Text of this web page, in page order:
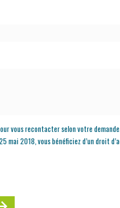
vous recontacter selon votre
mai 2018, vous bénéficiez d’un